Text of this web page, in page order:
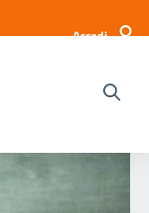
Accedi